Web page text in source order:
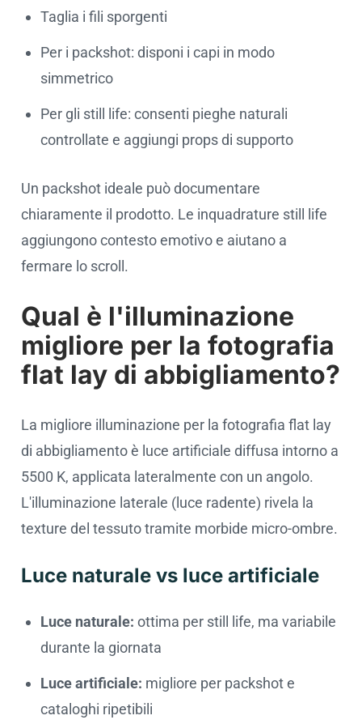
Taglia i fili sporgenti
Per i packshot: disponi i capi in modo
simmetrico
Per gli still life: consenti pieghe naturali
controllate e aggiungi props di supporto
Un packshot ideale può documentare
chiaramente il prodotto. Le inquadrature still life
aggiungono contesto emotivo e aiutano a
fermare lo scroll.
Qual è l'illuminazione
migliore per la fotografia
flat lay di abbigliamento?
La migliore illuminazione per la fotografia flat lay
di abbigliamento è luce artificiale diffusa intorno a
5500 K, applicata lateralmente con un angolo.
L'illuminazione laterale (luce radente) rivela la
texture del tessuto tramite morbide micro-ombre.
Luce naturale vs luce artificiale
Luce naturale: ottima per still life, ma variabile
durante la giornata
Luce artificiale: migliore per packshot e
cataloghi ripetibili